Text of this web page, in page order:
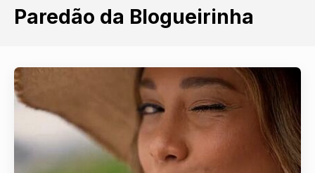
Paredão da Blogueirinha